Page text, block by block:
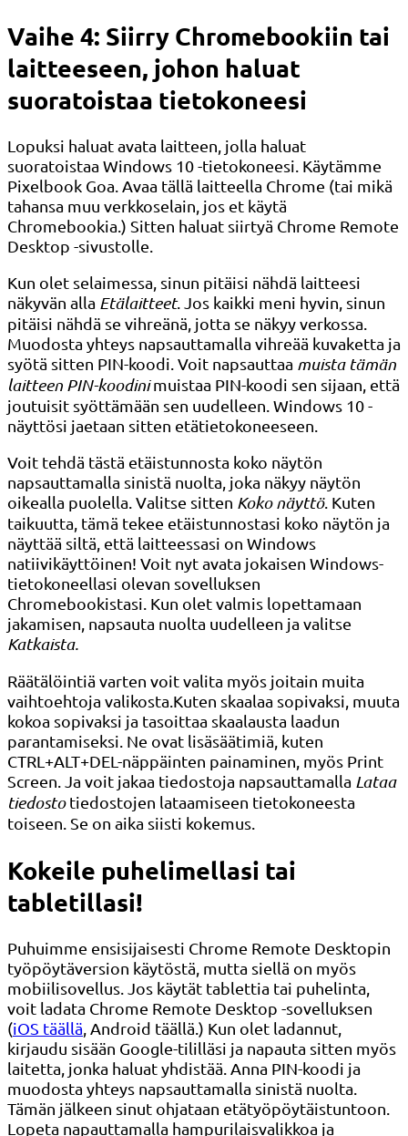
Vaihe 4: Siirry Chromebookiin tai
laitteeseen, johon haluat
suoratoistaa tietokoneesi
Lopuksi haluat avata laitteen, jolla haluat
suoratoistaa Windows 10 -tietokoneesi. Käytämme
Pixelbook Goa. Avaa tällä laitteella Chrome (tai mikä
tahansa muu verkkoselain, jos et käytä
Chromebookia.) Sitten haluat siirtyä Chrome Remote
Desktop -sivustolle.
Kun olet selaimessa, sinun pitäisi nähdä laitteesi
näkyvän alla Etälaitteet. Jos kaikki meni hyvin, sinun
pitäisi nähdä se vihreänä, jotta se näkyy verkossa.
Muodosta yhteys napsauttamalla vihreää kuvaketta ja
syötä sitten PIN-koodi. Voit napsauttaa muista tämän
laitteen PIN-koodinimuistaa PIN-koodi sen sijaan, että
joutuisit syöttämään sen uudelleen. Windows 10 -
näyttösi jaetaan sitten etätietokoneeseen.
Voit tehdä tästä etäistunnosta koko näytön
napsauttamalla sinistä nuolta, joka näkyy näytön
oikealla puolella. Valitse sitten Koko näyttö. Kuten
taikuutta, tämä tekee etäistunnostasi koko näytön ja
näyttää siltä, ​​että laitteessasi on Windows
natiivikäyttöinen! Voit nyt avata jokaisen Windows-
tietokoneellasi olevan sovelluksen
Chromebookistasi. Kun olet valmis lopettamaan
jakamisen, napsauta nuolta uudelleen ja valitse
Katkaista.
Räätälöintiä varten voit valita myös joitain muita
vaihtoehtoja valikosta.Kuten skaalaa sopivaksi, muuta
kokoa sopivaksi ja tasoittaa skaalausta laadun
parantamiseksi. Ne ovat lisäsäätimiä, kuten
CTRL+ALT+DEL-näppäinten painaminen, myös Print
Screen. Ja voit jakaa tiedostoja napsauttamalla Lataa
tiedostotiedostojen lataamiseen tietokoneesta
toiseen. Se on aika siisti kokemus.
Kokeile puhelimellasi tai
tabletillasi!
Puhuimme ensisijaisesti Chrome Remote Desktopin
työpöytäversion käytöstä, mutta siellä on myös
mobiilisovellus. Jos käytät tablettia tai puhelinta,
voit ladata Chrome Remote Desktop -sovelluksen
(iOS täällä, Android täällä.) Kun olet ladannut,
kirjaudu sisään Google-tililläsi ja napauta sitten myös
laitetta, jonka haluat yhdistää. Anna PIN-koodi ja
muodosta yhteys napsauttamalla sinistä nuolta.
Tämän jälkeen sinut ohjataan etätyöpöytäistuntoon.
Lopeta napauttamalla hampurilaisvalikkoa ja